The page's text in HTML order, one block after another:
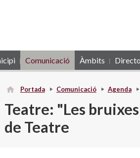
Comunicació Àmbits
Portada Comunicació Agenda
Teatre: "Les
de Teatre